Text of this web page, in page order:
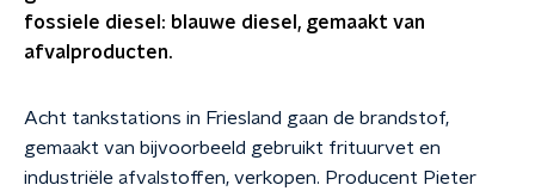
fossiele diesel: blauwe diesel, gemaakt van
afvalproducten.
Acht tankstations in Friesland gaan de brandstof,
gemaakt van bijvoorbeeld gebruikt frituurvet en
industriële afvalstoffen, verkopen. Producent Pieter